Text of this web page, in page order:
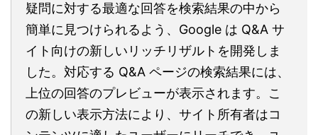
疑問に対する最適な回答を検索結果の中から
簡単に見つけられるよう、Google は Q&A サ
イト向けの新しいリッチリザルトを開発しま
した。対応する Q&A ページの検索結果には、
上位の回答のプレビューが表示されます。こ
の新しい表示方法により、サイト所有者はコ